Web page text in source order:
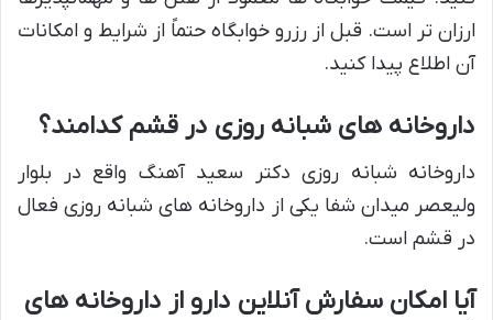
ارزان تر است. قبل از رزرو خوابگاه حتماً از شرایط و امکانات
آن اطلاع پیدا کنید.
داروخانه های شبانه روزی در قشم کدامند؟
داروخانه شبانه روزی دکتر سعید آهنگ واقع در بلوار
ولیعصر میدان شفا یکی از داروخانه های شبانه روزی فعال
در قشم است.
آیا امکان سفارش آنلاین دارو از داروخانه های